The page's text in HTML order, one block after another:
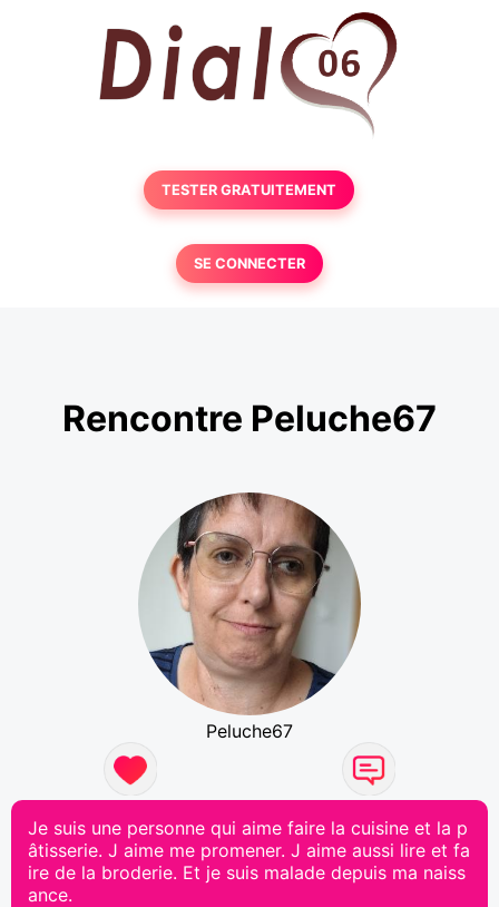
TESTER GRATUITEMENT
SE CONNECTER
Rencontre Peluche67
Peluche67
Je suis une personne qui aime faire la cuisine et la p
âtisserie. J aime me promener. J aime aussi lire et fa
ire de la broderie. Et je suis malade depuis ma naiss
ance.